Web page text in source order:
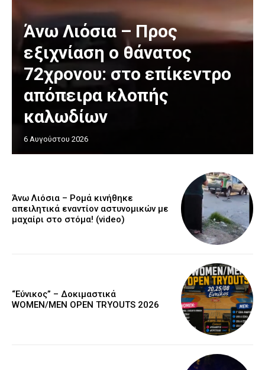
Άνω Λιόσια – Προς
εξιχνίαση ο θάνατος
72χρονου: στο επίκεντρο
απόπειρα κλοπής
καλωδίων
6 Αυγούστου 2026
Άνω Λιόσια – Ρομά κινήθηκε
απειλητικά εναντίον αστυνομικών με
μαχαίρι στο στόμα! (video)
“Εύνικος” – Δοκιμαστικά
WOMEN/MEN OPEN TRYOUTS 2026